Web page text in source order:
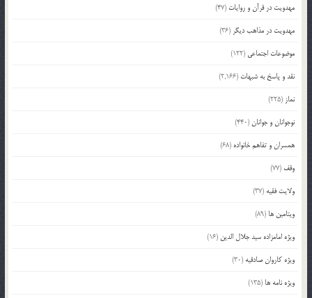
مهدویت در قرآن و روایات (47)
مهدویت در مذاهب دیگر (36)
موضوعات اجتماعی (122)
نقد و پاسخ به شبهات (2,166)
نماز (225)
نوجوانان و جوانان(440)
همسران و تفاهم خانواده (68)
وقف (77)
ولایت فقیه (37)
ویتامین ها (89)
ویژه امامزاده سید جلال الدین (16)
ویژه کاروان صادقیه (30)
ویژه نامه ها (135)